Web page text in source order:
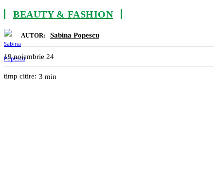
BEAUTY & FASHION
AUTOR: Sabina Popescu
19 noiembrie 24
timp citire: 3 min